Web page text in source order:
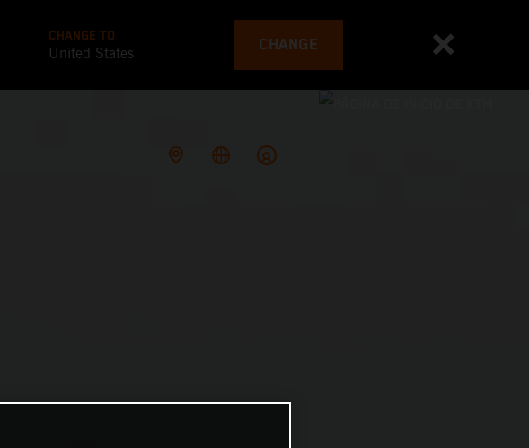
CHANGE TO
United States CHANGE